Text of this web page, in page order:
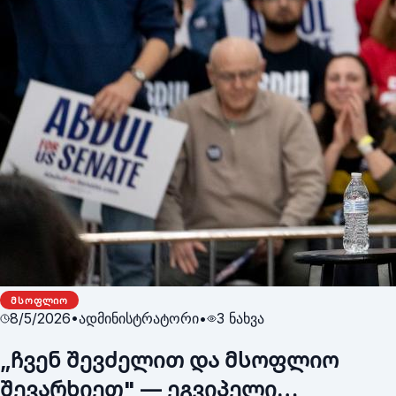
ᲛᲡᲝᲤᲚᲘᲝ
8/5/2026•ადმინისტრატორი• 3 ნახვა
„ჩვენ შევძელით და მსოფლიო
შევარხიეთ" — ეგვიპელი